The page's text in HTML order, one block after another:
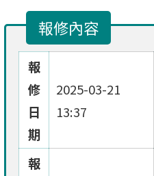
報修內容
報
修
日
期
2025-03-21
13:37
報